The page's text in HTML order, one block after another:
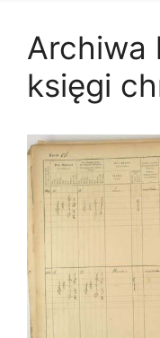
Archiwa
księgi